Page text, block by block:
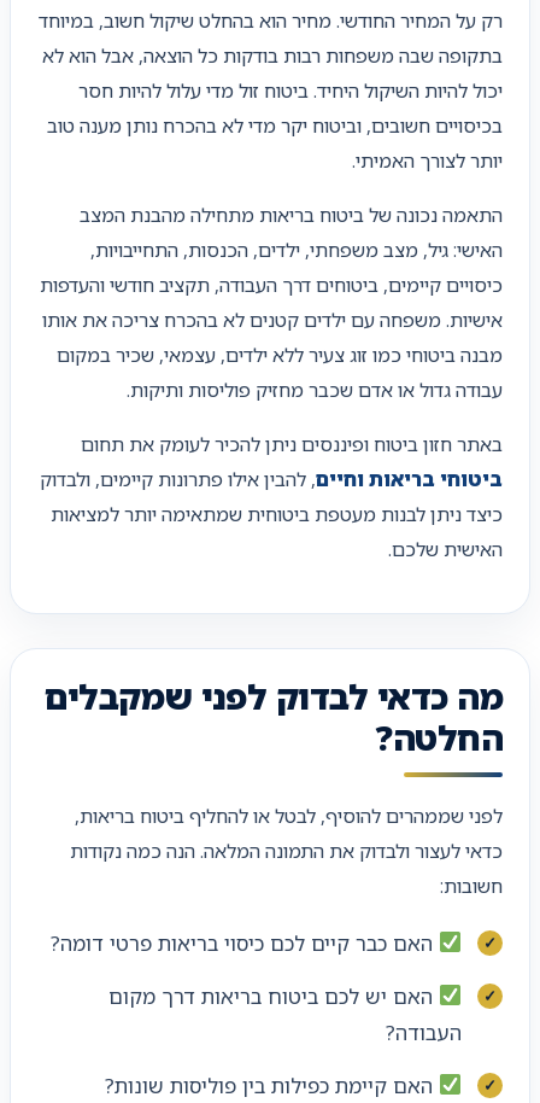
רק על המחיר החודשי. מחיר הוא בהחלט שיקול חשוב, במיוחד
בתקופה שבה משפחות רבות בודקות כל הוצאה, אבל הוא לא
יכול להיות השיקול היחיד. ביטוח זול מדי עלול להיות חסר
בכיסויים חשובים, וביטוח יקר מדי לא בהכרח נותן מענה טוב
יותר לצורך האמיתי.
התאמה נכונה של ביטוח בריאות מתחילה מהבנת המצב
האישי: גיל, מצב משפחתי, ילדים, הכנסות, התחייבויות,
כיסויים קיימים, ביטוחים דרך העבודה, תקציב חודשי והעדפות
אישיות. משפחה עם ילדים קטנים לא בהכרח צריכה את אותו
מבנה ביטוחי כמו זוג צעיר ללא ילדים, עצמאי, שכיר במקום
עבודה גדול או אדם שכבר מחזיק פוליסות ותיקות.
באתר חזון ביטוח ופיננסים ניתן להכיר לעומק את תחום
ביטוחי בריאות וחיים, להבין אילו פתרונות קיימים, ולבדוק
כיצד ניתן לבנות מעטפת ביטוחית שמתאימה יותר למציאות
האישית שלכם.
מה כדאי לבדוק לפני שמקבלים
החלטה?
לפני שממהרים להוסיף, לבטל או להחליף ביטוח בריאות,
כדאי לעצור ולבדוק את התמונה המלאה. הנה כמה נקודות
חשובות:
האם כבר קיים לכם כיסוי בריאות פרטי דומה?
האם יש לכם ביטוח בריאות דרך מקום
העבודה?
האם קיימת כפילות בין פוליסות שונות?